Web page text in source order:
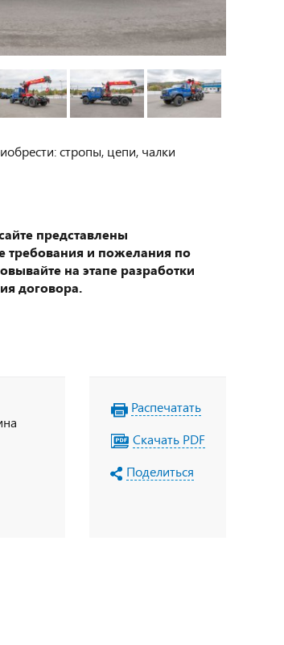
стропы, цепи, чалки
представлены
требования и пожелания по
на этапе разработки
договора.
Распечатать
Скачать PDF
Поделиться